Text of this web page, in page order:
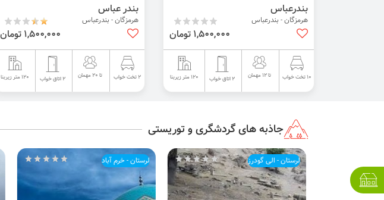
بندرعباس
هرمزگان - بندرعباس
1,500,000 تومان
10 تخت خواب تا 12 مهمان 2 اتاق خواب 120 متر زیربنا
بندر عباس
هرمزگان - بندرعباس
1,500,000 تومان
2 تخت خواب تا 20 مهمان 2 اتاق خواب 120 متر زیربنا
جاذبه های گردشگری و توریستی
لرستان - الی گودرز لرستان - خرم آباد